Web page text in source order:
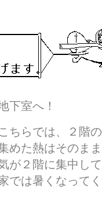
室へ！
ちらでは、２階
めた熱はそのま
が２階に集中し
では暑くなって